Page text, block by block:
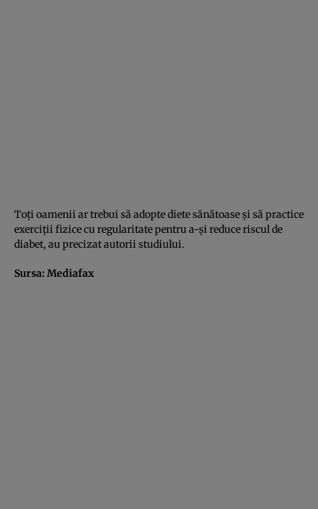
Toţi oamenii ar trebui să adopte diete sănătoase şi să practice
exerciţii fizice cu regularitate pentru a-şi reduce riscul de
diabet, au precizat autorii studiului.
Sursa: Mediafax